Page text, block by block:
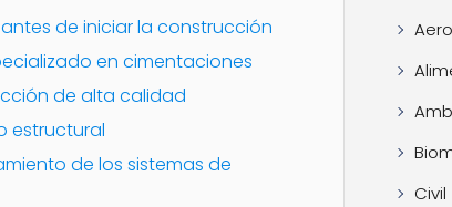
de iniciar la construcción
en cimentaciones
de alta calidad
estructural
de los sistemas de
Civil